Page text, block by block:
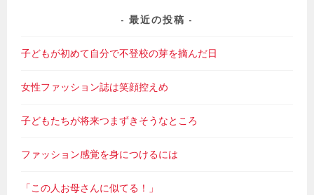
最近の投稿
子どもが初めて自分で不登校の芽を摘んだ日
女性ファッション誌は笑顔控えめ
子どもたちが将来つまずきそうなところ
ファッション感覚を身につけるには
「この人お母さんに似てる！」